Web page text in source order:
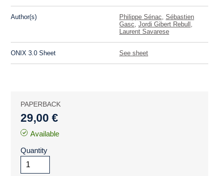
Author(s) Philippe Sénac, Sébastien
Gasc, Jordi Gibert Rebull ,
Laurent Savarese
ONIX 3.0 Sheet See sheet
PAPERBACK
29,00 €
Available
Quantity